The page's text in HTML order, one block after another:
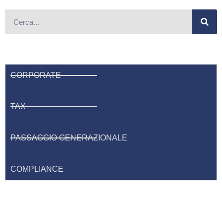
CORPORATE
TAX
PASSAGGIO GENERAZIONALE
COMPLIANCE